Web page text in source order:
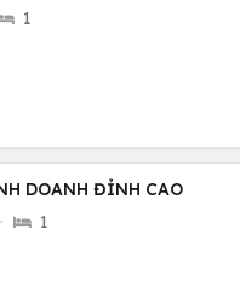
1
DOANH ĐỈNH CAO
· 1